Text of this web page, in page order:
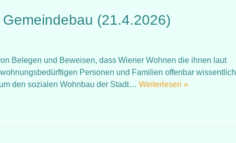
(21.4.2026)
Belegen und Beweisen, dass Wiener Wohnen die ihnen laut
Personen und Familien offenbar wissentlich
den sozialen Wohnbau der Stadt… Weiterlesen »